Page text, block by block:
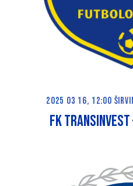
2025 03 16, 12:00
FK